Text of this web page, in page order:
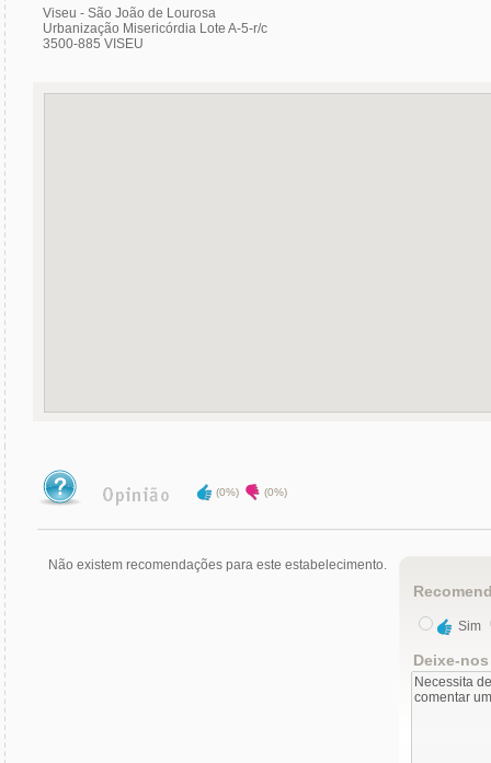
Viseu - São João de Lourosa
Urbanização Misericórdia Lote A-5-r/c
3500-885 VISEU
(0%) (0%)
Não existem recomendações para este estabelecimento.
Sim
Deixe-